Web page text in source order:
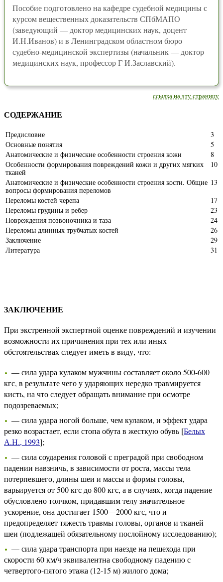
Пособие подготовлено на кафедре судебной медицины с
курсом вещественных доказательств СПбМАПО
(заведующий — доктор медицинских наук, доцент
И.Н.Иванов) и в Ленинградском областном бюро
судебно-медицинской экспертизы (начальник — доктор
медицинских наук, профессор Г И.Заславский).
ссылка на эту страницу
СОДЕРЖАНИЕ
Предисловие
3
Основные понятия
5
Анатомические и физические особенности строения кожи
8
Особенности формирования повреждений кожи и других мягких
тканей
10
Анатомические и физические особенности строения кости. Общие
вопросы формирования переломов
13
Переломы костей черепа
17
Переломы грудины и ребер
23
Повреждения позвоночника и таза
24
Переломы длинных трубчатых костей
26
Заключение
29
Литература
31
ЗАКЛЮЧЕНИЕ
При экстренной экспертной оценке повреждений и изучении
возможности их причинения при тех или иных
обстоятельствах следует иметь в виду, что:
— сила удара кулаком мужчины составляет около 500-600
кгс, в результате чего у ударяющих нередко травмируется
кисть, на что следует обращать внимание при осмотре
подозреваемых;
— сила удара ногой больше, чем кулаком, и эффект удара
резко возрастает, если стопа обута в жесткую обувь [Белых
А.Н., 1993];
— сила соударения головой с преградой при свободном
падении навзничь, в зависимости от роста, массы тела
потерпевшего, длины шеи и массы и формы головы,
варьируется от 500 кгс до 800 кгс, а в случаях, когда падение
обусловлено толчком, придавшим телу значительное
ускорение, она достигает 1500—2000 кгс, что и
предопределяет тяжесть травмы головы, органов и тканей
шеи (подлежащей обязательному послойному исследованию);
— сила удара транспорта при наезде на пешехода при
скорости 60 км/ч эквивалентна свободному падению с
четвертого-пятого этажа (12-15 м) жилого дома;